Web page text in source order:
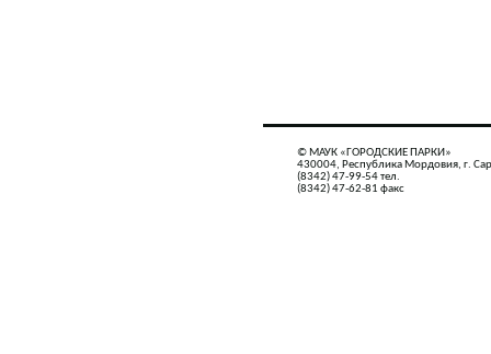
© МАУК «ГОРОДСКИЕ ПАРКИ»
430004, Республика Мордовия, г.
(8342) 47-99-54 тел.
(8342) 47-62-81 факс